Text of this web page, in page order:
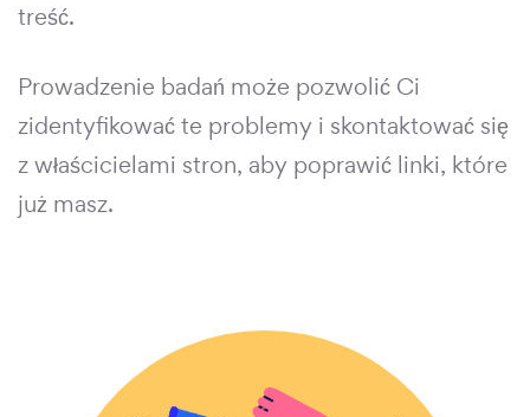
treść.
Prowadzenie badań może pozwolić Ci
zidentyfikować te problemy i skontaktować się
z właścicielami stron, aby poprawić linki, które
już masz.